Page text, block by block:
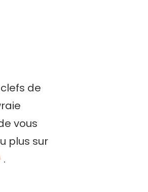
de
vous
plus sur
.